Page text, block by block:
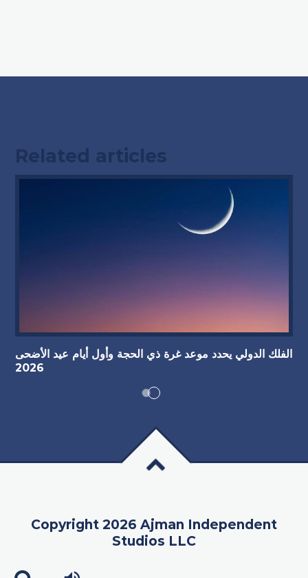
Related articles
الفلك الدولي يحدد موعد غرة ذي الحجة وأول أيام عيد الأضحى
2026
Copyright 2026 Ajman Independent
Studios LLC